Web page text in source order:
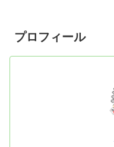
プロフィール